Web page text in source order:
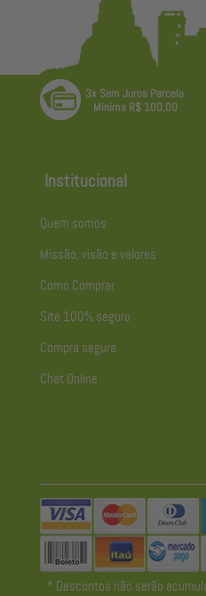
Institucional
Quem somos
Missão, visão e valores
Como Comprar
Site 100% seguro
Compra segura
Chat Online
* Descontos não serão